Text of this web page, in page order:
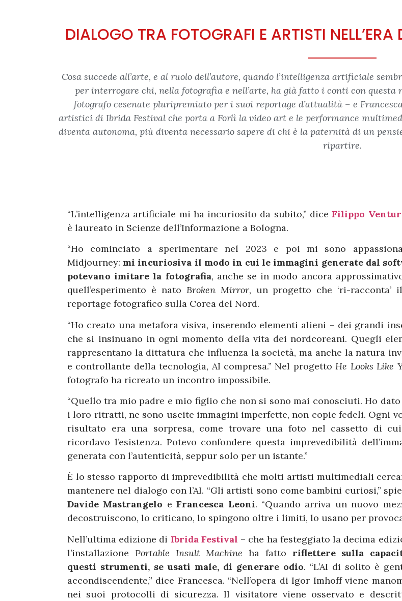
DIALOGO TRA FOTOGRAFI E ARTISTI NELL’ERA
Cosa succede all’arte, e al ruolo dell’autore, quando l’intelligenza artificiale
per interrogare chi, nella fotografia e nell’arte, ha già fatto i conti con
fotografo cesenate pluripremiato per i suoi reportage d’attualità – e
artistici di Ibrida Festival che porta a Forlì la video art e le performance
diventa autonoma, più diventa necessario sapere di chi è la paternità di un
ripartire.
“L’intelligenza artificiale mi ha incuriosito da subito,” diceFilippo
è laureato in Scienze dell’Informazione a Bologna.
“Ho cominciato a sperimentare nel 2023 e poi mi sono
Midjourney: mi incuriosiva il modo in cui le immagini generate dal
potevano imitare la fotografia, anche se in modo ancora
quell’esperimento è nato Broken Mirror, un progetto che ‘ri-racconta’
reportage fotografico sulla Corea del Nord.
“Ho creato una metafora visiva, inserendo elementi alieni – dei grandi
che si insinuano in ogni momento della vita dei nordcoreani. Quegli
rappresentano la dittatura che influenza la società, ma anche la natura
e controllante della tecnologia, AI compresa.” Nel progetto He Looks Like
fotografo ha ricreato un incontro impossibile.
“Quello tra mio padre e mio figlio che non si sono mai conosciuti. Ho dato
i loro ritratti, ne sono uscite immagini imperfette, non copie fedeli. Ogni
risultato era una sorpresa, come trovare una foto nel cassetto di
ricordavo l’esistenza. Potevo confondere questa imprevedibilità
generata con l’autenticità, seppur solo per un istante.”
È lo stesso rapporto di imprevedibilità che molti artisti multimediali
mantenere nel dialogo con l’AI. “Gli artisti sono come bambini curiosi,”
Davide Mastrangelo eFrancesca Leoni. “Quando arriva un nuovo
decostruiscono, lo criticano, lo spingono oltre i limiti, lo usano per
Nell’ultima edizione di Ibrida Festival – che ha festeggiato la decima
l’installazione Portable Insult Machineha fatto riflettere sulla
questi strumenti, se usati male, di generare odio. “L’AI di solito è
accondiscendente,” dice Francesca. “Nell’opera di Igor Imhoff viene
nei suoi protocolli di sicurezza. Il visitatore viene osservato e